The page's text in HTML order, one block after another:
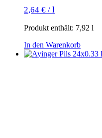
2,64 € / l
Produkt enthält: 7,92 l
In den Warenkorb